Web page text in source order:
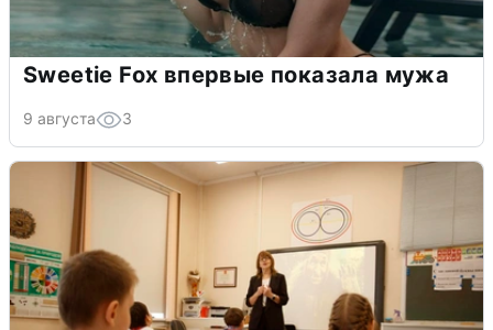
Sweetie Fox впервые показала мужа
9 августа 3